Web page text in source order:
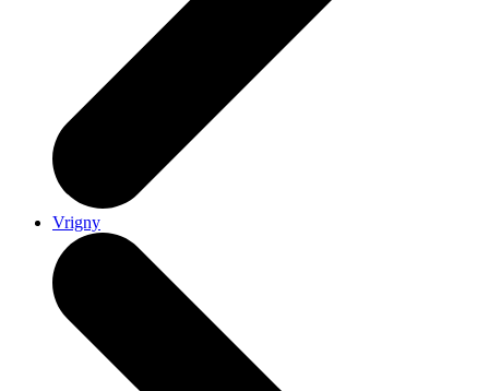
Vrigny